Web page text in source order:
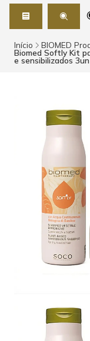
Início BIOMED
Biomed Softly Kit
e sensibilizados 3un